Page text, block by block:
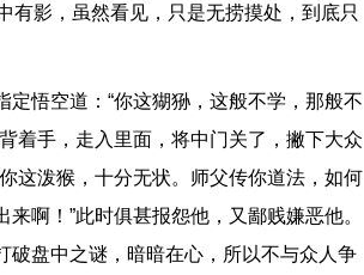
有影，虽然看见，只是无捞摸处，到底只
悟空道：“你这猢狲，这般不学，那般不
着手，走入里面，将中门关了，撇下大众
这泼猴，十分无状。师父传你道法，如何
啊！”此时俱甚报怨他，又鄙贱嫌恶他。
盘中之谜，暗暗在心，所以不与众人争